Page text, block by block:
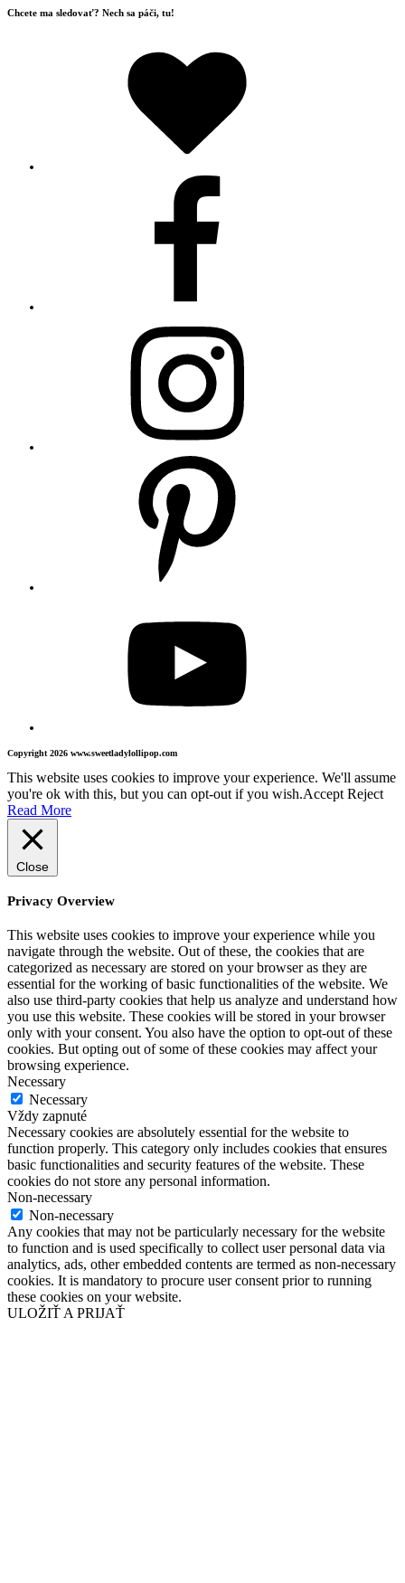
Chcete ma sledovať? Nech sa páči, tu!
Copyright 2026 www.sweetladylollipop.com
This website uses cookies to improve your experience. We'll assume
you're ok with this, but you can opt-out if you wish.Accept Reject
Read More
Close
Privacy Overview
This website uses cookies to improve your experience while you
navigate through the website. Out of these, the cookies that are
categorized as necessary are stored on your browser as they are
essential for the working of basic functionalities of the website. We
also use third-party cookies that help us analyze and understand how
you use this website. These cookies will be stored in your browser
only with your consent. You also have the option to opt-out of these
cookies. But opting out of some of these cookies may affect your
browsing experience.
Necessary
Necessary
Vždy zapnuté
Necessary cookies are absolutely essential for the website to
function properly. This category only includes cookies that ensures
basic functionalities and security features of the website. These
cookies do not store any personal information.
Non-necessary
Non-necessary
Any cookies that may not be particularly necessary for the website
to function and is used specifically to collect user personal data via
analytics, ads, other embedded contents are termed as non-necessary
cookies. It is mandatory to procure user consent prior to running
these cookies on your website.
ULOŽIŤ A PRIJAŤ